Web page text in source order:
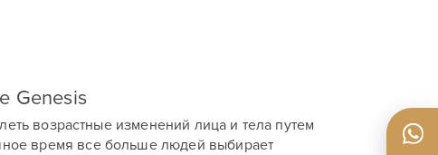
Genesis
возрастные изменений лица и тела путем
время все больше людей выбирает